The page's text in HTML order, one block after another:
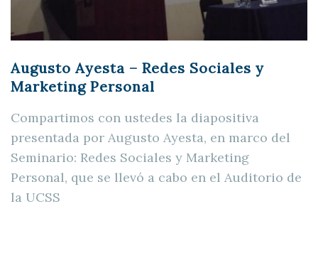
Augusto Ayesta – Redes Sociales y
Marketing Personal
Compartimos con ustedes la diapositiva
presentada por Augusto Ayesta, en marco del
Seminario: Redes Sociales y Marketing
Personal, que se llevó a cabo en el Auditorio de
la UCSS